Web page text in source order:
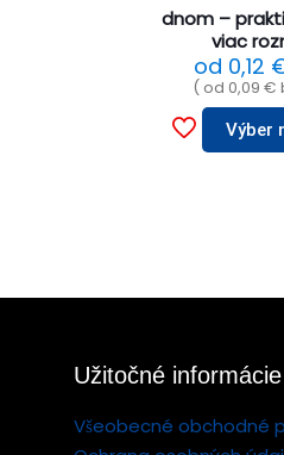
dnom –
viac
od 0,12
( od 0,09 €
Výber
Užitočné informácie
Všeobecné obchodné